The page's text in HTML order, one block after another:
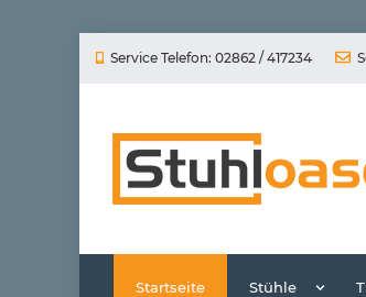
Service Telefon: 02862 / 417234
Startseite Stühle